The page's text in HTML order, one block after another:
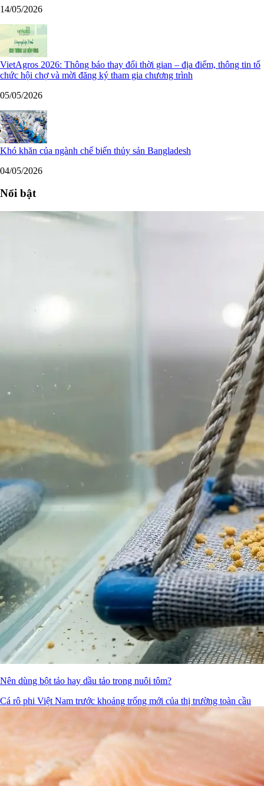
14/05/2026
VietAgros 2026: Thông báo thay đổi thời gian – địa điểm, thông tin tổ
chức hội chợ và mời đăng ký tham gia chương trình
05/05/2026
Khó khăn của ngành chế biến thủy sản Bangladesh
04/05/2026
Nổi bật
Nên dùng bột tảo hay dầu tảo trong nuôi tôm?
Cá rô phi Việt Nam trước khoảng trống mới của thị trường toàn cầu